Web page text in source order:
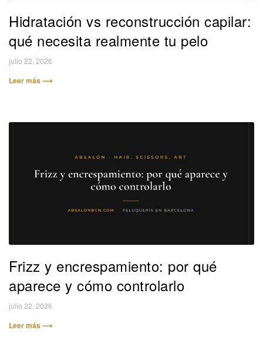
Hidratación vs reconstrucción capilar:
qué necesita realmente tu pelo
julio 22, 2026
Leer más ⟶
Frizz y encrespamiento: por qué
aparece y cómo controlarlo
julio 22, 2026
Leer más ⟶